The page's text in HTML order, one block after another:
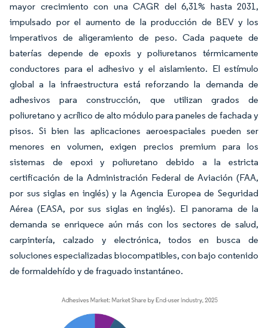
mayor crecimiento con una CAGR del 6,31% hasta 2031,
impulsado por el aumento de la producción de BEV y los
imperativos de aligeramiento de peso. Cada paquete de
baterías depende de epoxis y poliuretanos térmicamente
conductores para el adhesivo y el aislamiento. El estímulo
global a la infraestructura está reforzando la demanda de
adhesivos para construcción, que utilizan grados de
poliuretano y acrílico de alto módulo para paneles de fachada y
pisos. Si bien las aplicaciones aeroespaciales pueden ser
menores en volumen, exigen precios premium para los
sistemas de epoxi y poliuretano debido a la estricta
certificación de la Administración Federal de Aviación (FAA,
por sus siglas en inglés) y la Agencia Europea de Seguridad
Aérea (EASA, por sus siglas en inglés). El panorama de la
demanda se enriquece aún más con los sectores de salud,
carpintería, calzado y electrónica, todos en busca de
soluciones especializadas biocompatibles, con bajo contenido
de formaldehído y de fraguado instantáneo.